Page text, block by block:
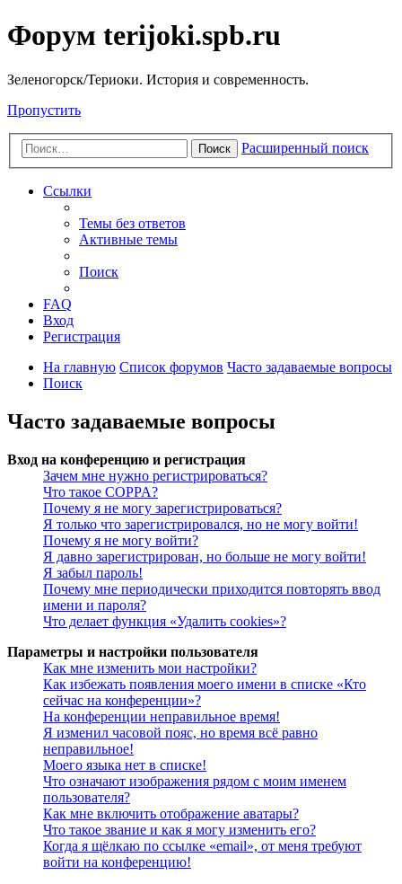
Форум terijoki.spb.ru
Зеленогорск/Териоки. История и современность.
Пропустить
Поиск Расширенный поиск
Ссылки
Темы без ответов
Активные темы
Поиск
FAQ
Вход
Регистрация
На главную Список форумов Часто задаваемые вопросы
Поиск
Часто задаваемые вопросы
Вход на конференцию и регистрация
Зачем мне нужно регистрироваться?
Что такое COPPA?
Почему я не могу зарегистрироваться?
Я только что зарегистрировался, но не могу войти!
Почему я не могу войти?
Я давно зарегистрирован, но больше не могу войти!
Я забыл пароль!
Почему мне периодически приходится повторять ввод
имени и пароля?
Что делает функция «Удалить cookies»?
Параметры и настройки пользователя
Как мне изменить мои настройки?
Как избежать появления моего имени в списке «Кто
сейчас на конференции»?
На конференции неправильное время!
Я изменил часовой пояс, но время всё равно
неправильное!
Моего языка нет в списке!
Что означают изображения рядом с моим именем
пользователя?
Как мне включить отображение аватары?
Что такое звание и как я могу изменить его?
Когда я щёлкаю по ссылке «email», от меня требуют
войти на конференцию!